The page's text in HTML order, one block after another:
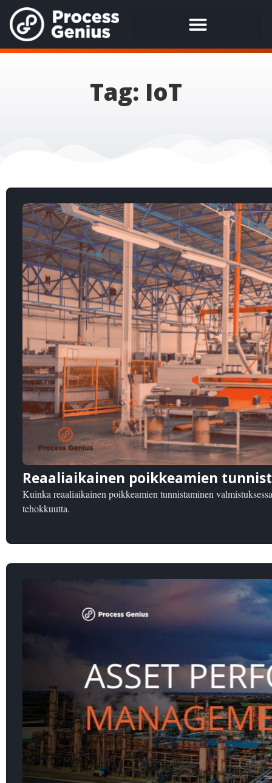
Tag: IoT
Reaaliaikainen poikkeamien
Kuinka reaaliaikainen poikkeamien tunnistaminen
tehokkuutta.